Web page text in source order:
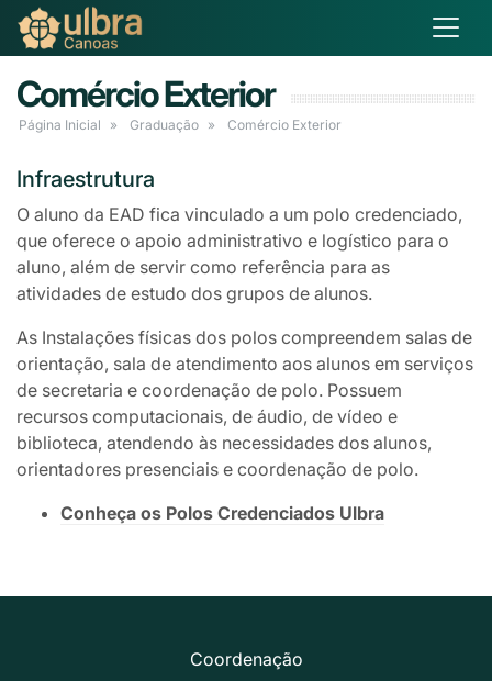
Comércio Exterior
Página Inicial Graduação Comércio Exterior
Infraestrutura
O aluno da EAD fica vinculado a um polo credenciado,
que oferece o apoio administrativo e logístico para o
aluno, além de servir como referência para as
atividades de estudo dos grupos de alunos.
As Instalações físicas dos polos compreendem salas de
orientação, sala de atendimento aos alunos em serviços
de secretaria e coordenação de polo. Possuem
recursos computacionais, de áudio, de vídeo e
biblioteca, atendendo às necessidades dos alunos,
orientadores presenciais e coordenação de polo.
Conheça os Polos Credenciados Ulbra
Coordenação